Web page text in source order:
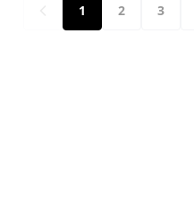
1 2 3